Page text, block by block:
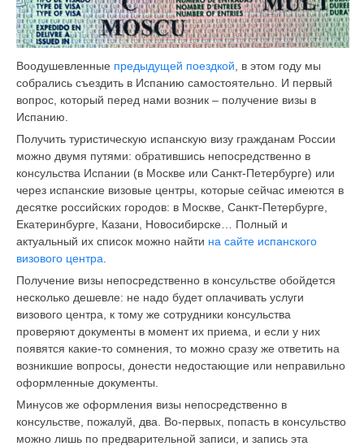
Воодушевленные предыдущей поездкой , в этом году мы
собрались съездить в Испанию самостоятельно. И первый
вопрос, который перед нами возник – получение визы в
Испанию.
Получить туристическую испанскую визу гражданам России
можно двумя путями: обратившись непосредственно в
консульства Испании (в Москве или Санкт-Петербурге) или
через испанские визовые центры, которые сейчас имеются в
десятке российских городов: в Москве, Санкт-Петербурге,
Екатеринбурге, Казани, Новосибирске… Полный и
актуальный их список можно найти на сайте испанского
визового центра
Получение визы непосредственно в консульстве обойдется
несколько дешевле: не надо будет оплачивать услуги
визового центра, к тому же сотрудники консульства
проверяют документы в момент их приема, и если у них
появятся какие-то сомнения, то можно сразу же ответить на
возникшие вопросы, донести недостающие или неправильно
оформленные документы.
Минусов же оформления визы непосредственно в
консульстве, пожалуй, два. Во-первых, попасть в консульство
можно лишь по предварительной записи, и запись эта